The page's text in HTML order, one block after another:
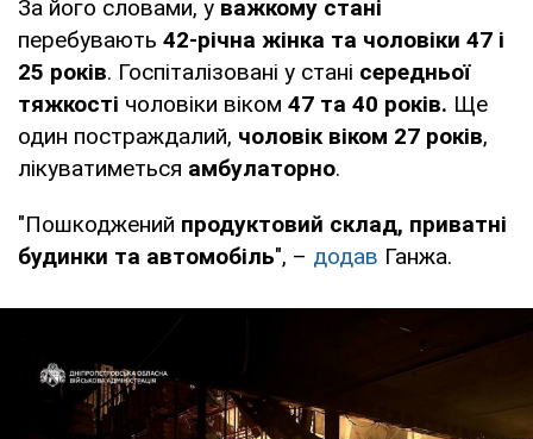
За його словами, у важкому стані
перебувають 42-річна жінка та чоловіки 47 і
25 років. Госпіталізовані у стані середньої
тяжкості чоловіки віком 47 та 40 років. Ще
один постраждалий, чоловік віком 27 років,
лікуватиметься амбулаторно.
"Пошкоджений продуктовий склад, приватні
будинки та автомобіль", – додав Ганжа.